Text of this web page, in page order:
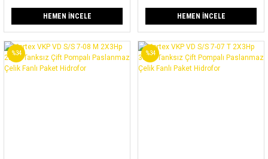
HEMEN İNCELE HEMEN İNCELE
%34 %34